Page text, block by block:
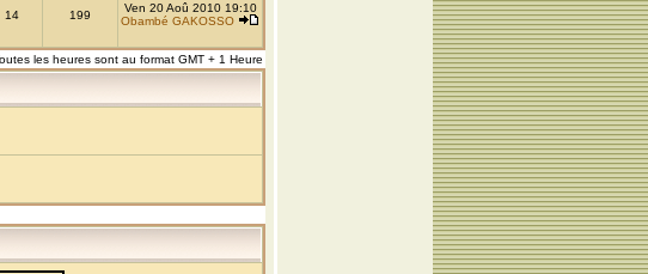
14 199
Ven 20 Aoû 2010 19:10
Obambé GAKOSSO
les heures sont au format GMT + 1 Heure